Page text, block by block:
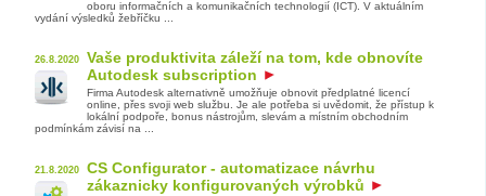
oboru informačních a komunikačních technologií (ICT). V aktuálním
vydání výsledků žebříčku ...
26.8.2020
Vaše produktivita záleží na tom, kde obnovíte
Autodesk subscription
Firma Autodesk alternativně umožňuje obnovit předplatné licencí
online, přes svoji web službu. Je ale potřeba si uvědomit, že přístup k
lokální podpoře, bonus nástrojům, slevám a místním obchodním
podmínkám závisí na ...
21.8.2020
CS Configurator - automatizace návrhu
zákaznicky konfigurovaných výrobků